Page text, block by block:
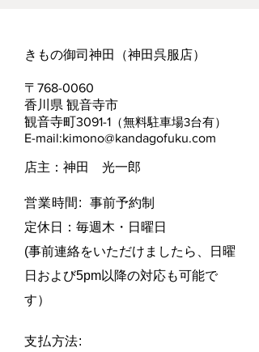
きもの御司神田（神田呉服店）​
​〒768-0060
香川県 観音寺市
観音寺町3091-1 （無料駐車場3台有）
E-mail:kimono@kandagofuku.com
​店主：神田 光一郎
営業時間:
事前予約制
定休日：毎週木・日曜日​
(事前連絡をいただけましたら、日曜
日および5pm以降の対応も可能で
す）
支払方法: